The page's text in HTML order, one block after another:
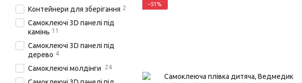
−51%
Контейнери для зберігання 2
Самоклеючі 3D панелі під
камінь 11
Самоклеючі 3D панелі під
дерево 4
Самоклеючі молдінги 24